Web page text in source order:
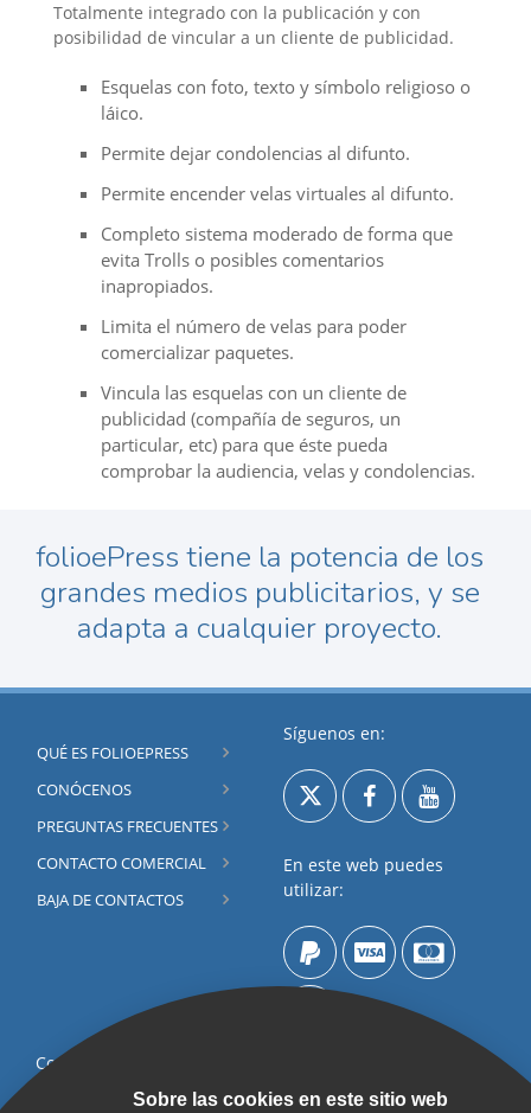
Totalmente integrado con la publicación y con
posibilidad de vincular a un cliente de publicidad.
Esquelas con foto, texto y símbolo religioso o
láico.
Permite dejar condolencias al difunto.
Permite encender velas virtuales al difunto.
Completo sistema moderado de forma que
evita Trolls o posibles comentarios
inapropiados.
Limita el número de velas para poder
comercializar paquetes.
Vincula las esquelas con un cliente de
publicidad (compañía de seguros, un
particular, etc) para que éste pueda
comprobar la audiencia, velas y condolencias.
folioePress tiene la potencia de los
grandes medios publicitarios, y se
adapta a cualquier proyecto.
QUÉ ES FOLIOEPRESS
CONÓCENOS
PREGUNTAS FRECUENTES
CONTACTO COMERCIAL
BAJA DE CONTACTOS
Síguenos en:
En este web puedes
utilizar:
Contacta por
FormularioSobre las cookies en este sitio web